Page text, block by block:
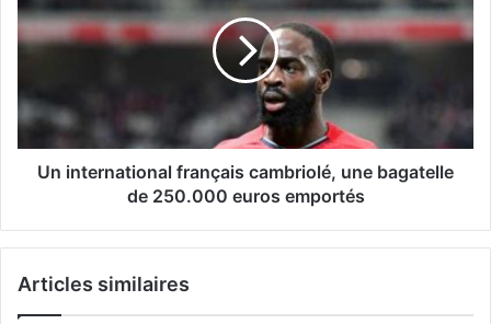
Un international français cambriolé, une bagatelle
de 250.000 euros emportés
Articles similaires